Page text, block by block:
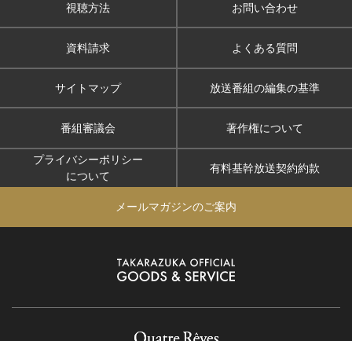
視聴方法 お問い合わせ
資料請求 よくある質問
サイトマップ 放送番組の編集の基準
番組審議会 著作権について
プライバシーポリシー
について
有料基幹放送契約約款
メールマガジンのご案内